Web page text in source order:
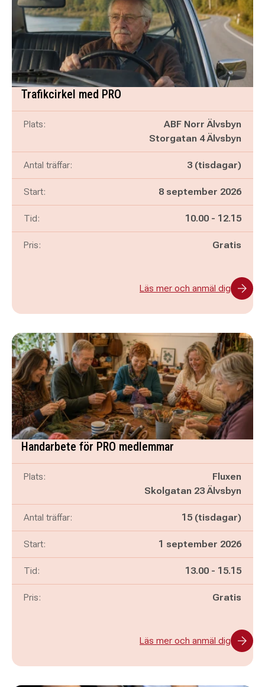
Trafikcirkel med PRO
Plats:
ABF Norr Älvsbyn
Storgatan 4 Älvsbyn
Antal träffar: 3 (tisdagar)
Start: 8 september 2026
Tid: Pågår mellan
10.00 - och
12.15
Pris: Gratis
Läs mer och anmäl dig
Handarbete för PRO medlemmar
Plats:
Fluxen
Skolgatan 23 Älvsbyn
Antal träffar: 15 (tisdagar)
Start: 1 september 2026
Tid: Pågår mellan
13.00 - och
15.15
Pris: Gratis
Läs mer och anmäl dig